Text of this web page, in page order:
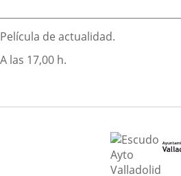
Descripción
Película de actualidad.
A las 17,00 h.